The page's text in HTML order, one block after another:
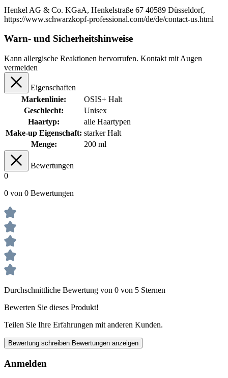
Henkel AG & Co. KGaA, Henkelstraße 67 40589 Düsseldorf,
https://www.schwarzkopf-professional.com/de/de/contact-us.html
Warn- und Sicherheitshinweise
Kann allergische Reaktionen hervorrufen. Kontakt mit Augen
vermeiden
Eigenschaften
Markenlinie:
OSIS+ Halt
Geschlecht:
Unisex
Haartyp:
alle Haartypen
Make-up Eigenschaft: starker Halt
Menge:
200 ml
Bewertungen
0
0 von 0 Bewertungen
Durchschnittliche Bewertung von 0 von 5 Sternen
Bewerten Sie dieses Produkt!
Teilen Sie Ihre Erfahrungen mit anderen Kunden.
Bewertung schreiben Bewertungen anzeigen
Anmelden